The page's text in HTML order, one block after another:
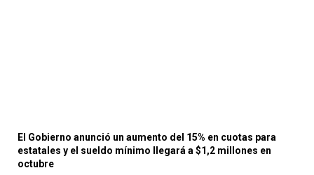
El Gobierno anunció un aumento del 15% en cuotas para
estatales y el sueldo mínimo llegará a $1,2 millones en
octubre